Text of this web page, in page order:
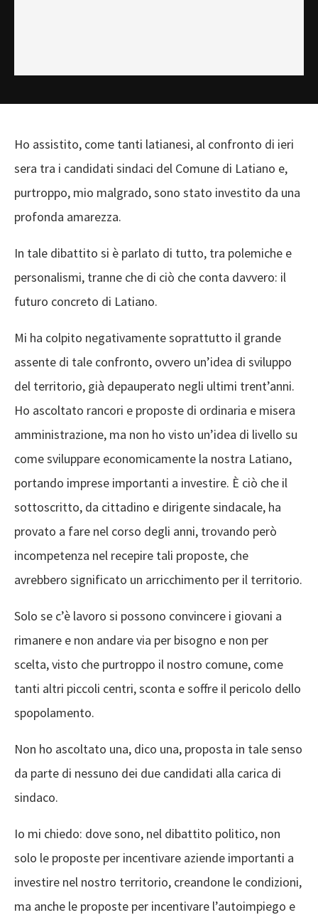
Ho assistito, come tanti latianesi, al confronto di ieri
sera tra i candidati sindaci del Comune di Latiano e,
purtroppo, mio malgrado, sono stato investito da una
profonda amarezza.
In tale dibattito si è parlato di tutto, tra polemiche e
personalismi, tranne che di ciò che conta davvero: il
futuro concreto di Latiano.
Mi ha colpito negativamente soprattutto il grande
assente di tale confronto, ovvero un’idea di sviluppo
del territorio, già depauperato negli ultimi trent’anni.
Ho ascoltato rancori e proposte di ordinaria e misera
amministrazione, ma non ho visto un’idea di livello su
come sviluppare economicamente la nostra Latiano,
portando imprese importanti a investire. È ciò che il
sottoscritto, da cittadino e dirigente sindacale, ha
provato a fare nel corso degli anni, trovando però
incompetenza nel recepire tali proposte, che
avrebbero significato un arricchimento per il territorio.
Solo se c’è lavoro si possono convincere i giovani a
rimanere e non andare via per bisogno e non per
scelta, visto che purtroppo il nostro comune, come
tanti altri piccoli centri, sconta e soffre il pericolo dello
spopolamento.
Non ho ascoltato una, dico una, proposta in tale senso
da parte di nessuno dei due candidati alla carica di
sindaco.
Io mi chiedo: dove sono, nel dibattito politico, non
solo le proposte per incentivare aziende importanti a
investire nel nostro territorio, creandone le condizioni,
ma anche le proposte per incentivare l’autoimpiego e